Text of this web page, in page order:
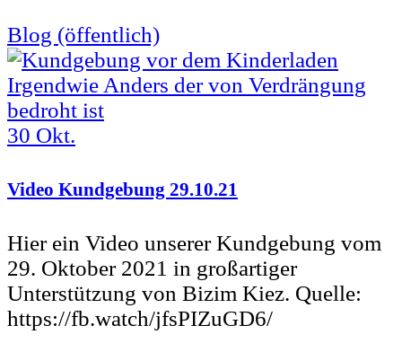
Blog (öffentlich)
30 Okt.
Video Kundgebung 29.10.21
Hier ein Video unserer Kundgebung vom
29. Oktober 2021 in großartiger
Unterstützung von Bizim Kiez. Quelle:
https://fb.watch/jfsPIZuGD6/